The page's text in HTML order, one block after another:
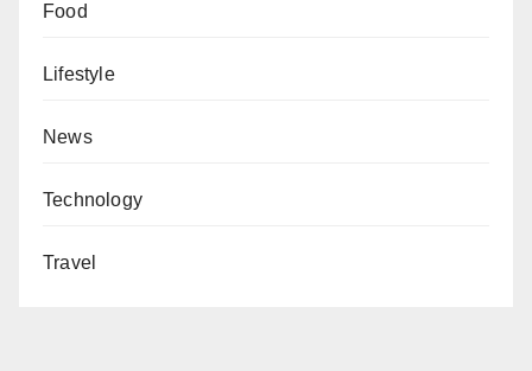
Food
Lifestyle
News
Technology
Travel